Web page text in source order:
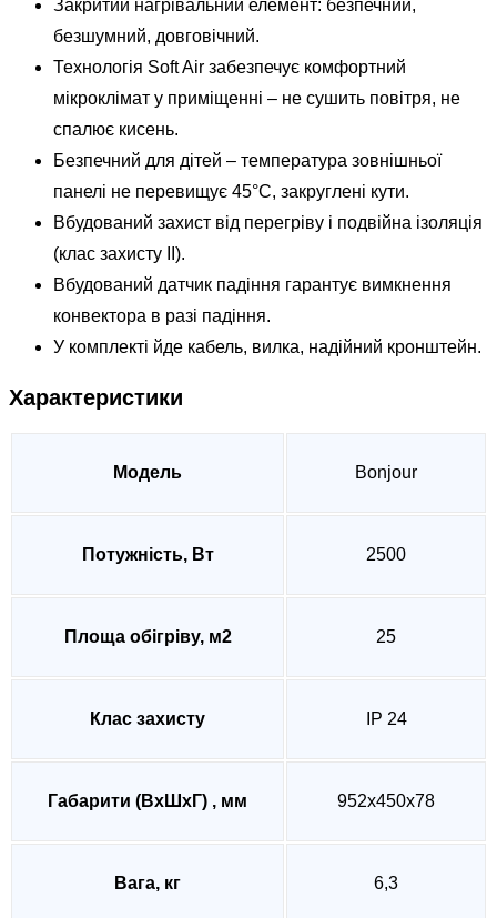
Закритий нагрівальний елемент: безпечний,
безшумний, довговічний.
Технологія Soft Air забезпечує комфортний
мікроклімат у приміщенні – не сушить повітря, не
спалює кисень.
Безпечний для дітей – температура зовнішньої
панелі не перевищує 45°С, закруглені кути.
Вбудований захист від перегріву і подвійна ізоляція
(клас захисту II).
Вбудований датчик падіння гарантує вимкнення
конвектора в разі падіння.
У комплекті йде кабель, вилка, надійний кронштейн.
Характеристики
Модель Bonjour
Потужність, Вт 2500
Площа обігріву, м2 25
Клас захисту IP 24
Габарити (ВхШхГ) , мм 952х450х78
Вага, кг 6,3